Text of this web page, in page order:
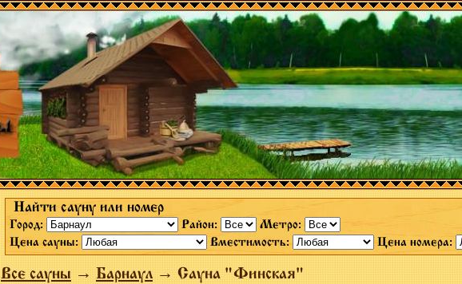
Найти сауну или номер
Город: Район:
Метро:
Цена сауны:
Вместимость: Цена номера:
Все сауны→Барнаул→ Сауна "Финская"